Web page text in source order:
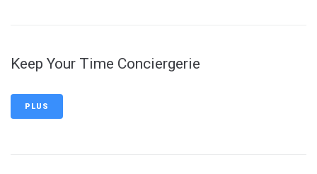
Keep Your Time Conciergerie
PLUS